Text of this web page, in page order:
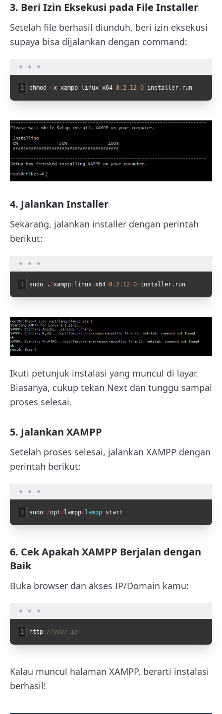
3. Beri Izin Eksekusi pada File Installer
Setelah file berhasil diunduh, beri izin eksekusi
supaya bisa dijalankan dengan command:
1 chmod +x xampp- linux-x64-8.2.12-0-installer. run
4. Jalankan Installer
Sekarang, jalankan installer dengan perintah
berikut:
1 sudo . /xampp- linux-x64-8.2.12-0-installer. run
Ikuti petunjuk instalasi yang muncul di layar.
Biasanya, cukup tekan Next dan tunggu sampai
proses selesai.
5. Jalankan XAMPP
Setelah proses selesai, jalankan XAMPP dengan
perintah berikut:
1 sudo /opt/lampp/lampp start
6. Cek Apakah XAMPP Berjalan dengan
Baik
Buka browser dan akses IP/Domain kamu:
1 http: //your-ip
Kalau muncul halaman XAMPP, berarti instalasi
berhasil!